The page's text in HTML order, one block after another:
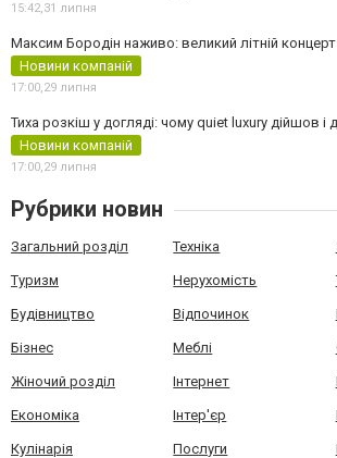
15:42,31 липня
Максим Бородін наживо: великий літній концерт
Новини компаній
17:00,29 липня
Тиха розкіш у догляді: чому quiet luxury дійшов і
Новини компаній
17:00,29 липня
Рубрики новин
Загальний розділ Техніка
Туризм Нерухомість
Будівництво Відпочинок
Бізнес Меблі
Жіночий розділ Інтернет
Економіка Інтер'єр
Кулінарія Послуги